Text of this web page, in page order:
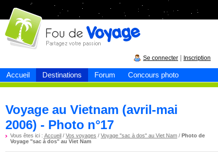
Accueil Destinations Forum Concours photo
Fou devoyage
Se connecter Inscription
Voyage au Vietnam (avril-mai
2006) - Photo n°17
Vous êtes ici :Accueil /Vos voyages /Voyage "sac à dos" au Viet Nam /Photo de
Voyage "sac à dos" au Viet Nam